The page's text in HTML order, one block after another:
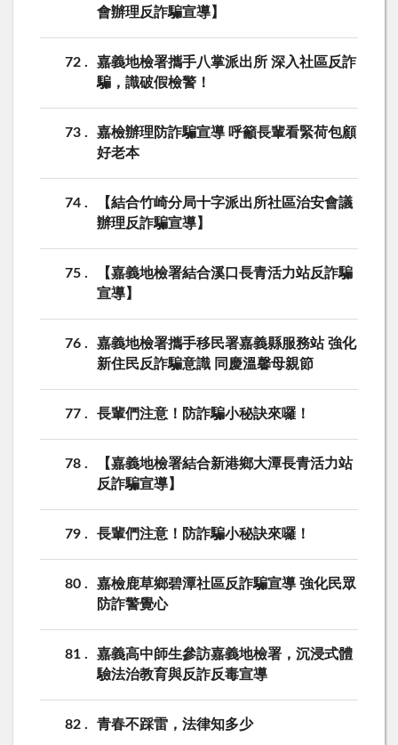
會辦理反詐騙宣導】
72
嘉義地檢署攜手八掌派出所 深入社區反詐
騙，識破假檢警！
73
嘉檢辦理防詐騙宣導 呼籲長輩看緊荷包顧
好老本
74
【結合竹崎分局十字派出所社區治安會議
辦理反詐騙宣導】
75
【嘉義地檢署結合溪口長青活力站反詐騙
宣導】
76
嘉義地檢署攜手移民署嘉義縣服務站 強化
新住民反詐騙意識 同慶溫馨母親節
77 長輩們注意！防詐騙小秘訣來囉！
78
【嘉義地檢署結合新港鄉大潭長青活力站
反詐騙宣導】
79 長輩們注意！防詐騙小秘訣來囉！
80
嘉檢鹿草鄉碧潭社區反詐騙宣導 強化民眾
防詐警覺心
81
嘉義高中師生參訪嘉義地檢署，沉浸式體
驗法治教育與反詐反毒宣導
82 青春不踩雷，法律知多少